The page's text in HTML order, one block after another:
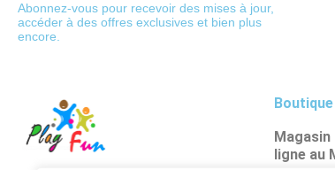
Abonnez-vous pour recevoir des mises à jour,
accéder à des offres exclusives et bien plus
encore.
Boutique
ligne au